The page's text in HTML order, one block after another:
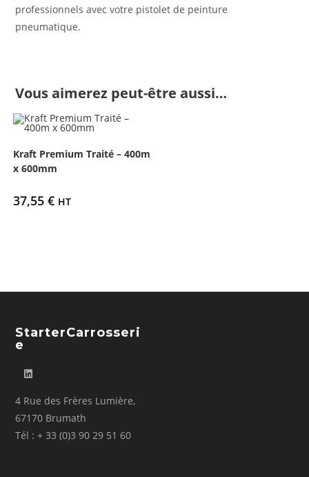
professionnels avec votre pistolet de peinture
pneumatique.
Vous aimerez peut-être aussi…
Kraft Premium Traité – 400m
x 600mm
37,55 € HT
StarterCarrosseri
E
4 Rue des Frères Lumière,
67170 Brumath
Tél : + 33 (0)3 90 29 51 60